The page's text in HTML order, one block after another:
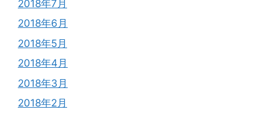
2018年7月
2018年6月
2018年5月
2018年4月
2018年3月
2018年2月